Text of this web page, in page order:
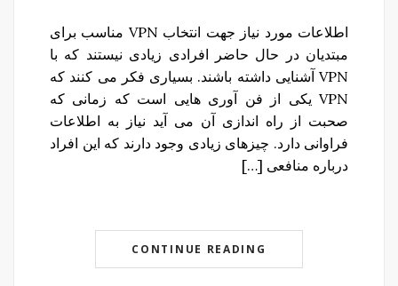
اطلاعات مورد نیاز جهت انتخاب VPN مناسب برای
مبتدیان در حال حاضر افرادی زیادی نیستند که با
VPN آشنایی داشته باشند. بسیاری فکر می کنند که
VPN یکی از فن آوری هایی است که زمانی که
صحبت از راه اندازی آن می آید نیاز به اطلاعات
فراوانی دارد. چیزهای زیادی وجود دارند که این افراد
درباره منافعی […]
CONTINUE READING